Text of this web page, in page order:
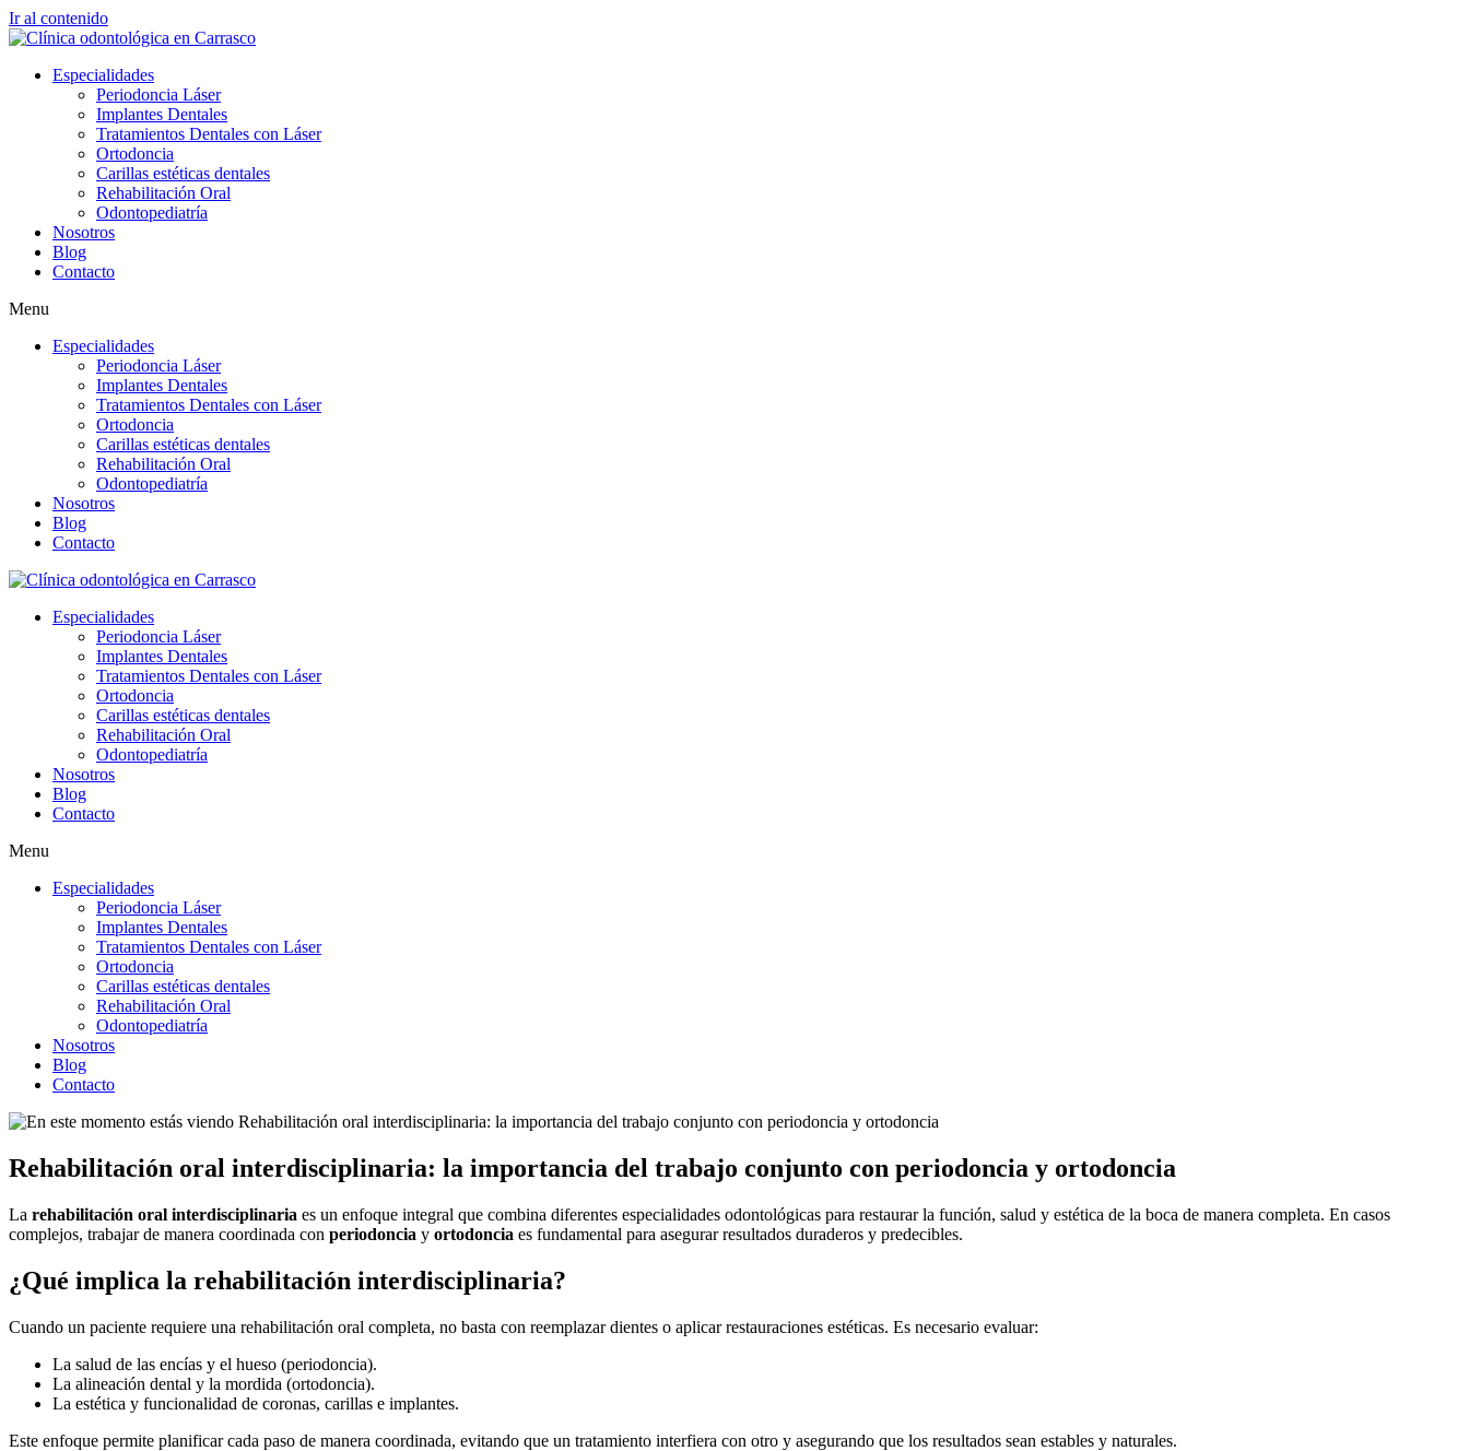
Ir al contenido
Especialidades
Periodoncia Láser
Implantes Dentales
Tratamientos Dentales con Láser
Ortodoncia
Carillas estéticas dentales
Rehabilitación Oral
Odontopediatría
Nosotros
Blog
Contacto
Menu
Especialidades
Periodoncia Láser
Implantes Dentales
Tratamientos Dentales con Láser
Ortodoncia
Carillas estéticas dentales
Rehabilitación Oral
Odontopediatría
Nosotros
Blog
Contacto
Especialidades
Periodoncia Láser
Implantes Dentales
Tratamientos Dentales con Láser
Ortodoncia
Carillas estéticas dentales
Rehabilitación Oral
Odontopediatría
Nosotros
Blog
Contacto
Menu
Especialidades
Periodoncia Láser
Implantes Dentales
Tratamientos Dentales con Láser
Ortodoncia
Carillas estéticas dentales
Rehabilitación Oral
Odontopediatría
Nosotros
Blog
Contacto
Rehabilitación oral interdisciplinaria: la importancia del trabajo conjunto con periodoncia y ortodoncia
La rehabilitación oral interdisciplinaria es un enfoque integral que combina diferentes especialidades odontológicas para restaurar la función, salud y estética de la boca de manera completa. En casos
complejos, trabajar de manera coordinada con periodoncia y ortodoncia es fundamental para asegurar resultados duraderos y predecibles.
¿Qué implica la rehabilitación interdisciplinaria?
Cuando un paciente requiere una rehabilitación oral completa, no basta con reemplazar dientes o aplicar restauraciones estéticas. Es necesario evaluar:
La salud de las encías y el hueso (periodoncia).
La alineación dental y la mordida (ortodoncia).
La estética y funcionalidad de coronas, carillas e implantes.
Este enfoque permite planificar cada paso de manera coordinada, evitando que un tratamiento interfiera con otro y asegurando que los resultados sean estables y naturales.